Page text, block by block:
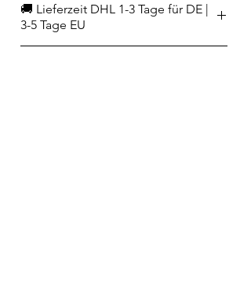
🚚 Lieferzeit DHL 1-3 Tage für DE |
3-5 Tage EU